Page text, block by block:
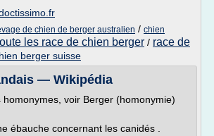
de chien de berger australien / chien
les race de chien berger / race de
berger suisse
— Wikipédia
homonymes, voir Berger (homonymie)
ébauche concernant les canidés .